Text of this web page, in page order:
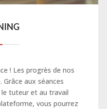
! Les progrès de nos
Grâce aux séances
le tuteur et au travail
vous pourrez